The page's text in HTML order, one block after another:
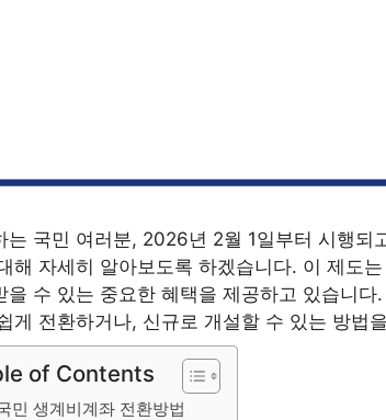
는 국민 여러분, 2026년 2월 1일부터 시행되
해 자세히 알아보도록 하겠습니다. 이 제도
을 수 있는 중요한 혜택을 제공하고 있습니
게 전환하거나, 신규로 개설할 수 있는 방법
of Contents
민 생계비계좌 전환방법